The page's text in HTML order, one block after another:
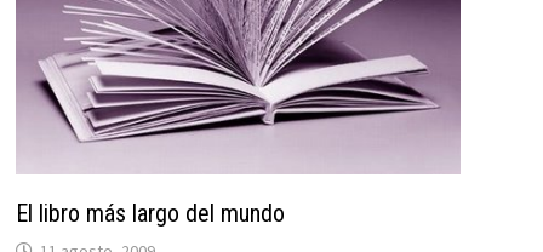
El libro más largo del mundo